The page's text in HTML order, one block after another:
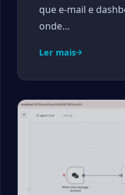
que e-mail e
onde…
Ler mais